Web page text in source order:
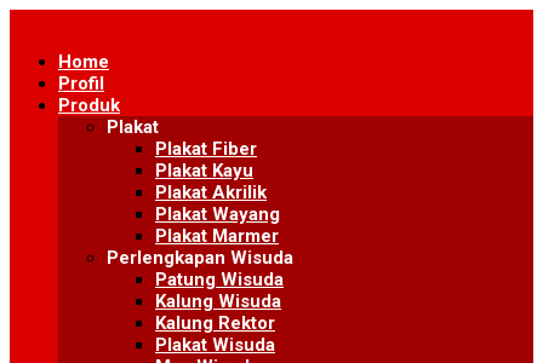
contentHome
Profil
Produk
Plakat
Plakat Fiber
Plakat Kayu
Plakat Akrilik
Plakat Wayang
Plakat Marmer
Perlengkapan Wisuda
Patung Wisuda
Kalung Wisuda
Kalung Rektor
Plakat Wisuda